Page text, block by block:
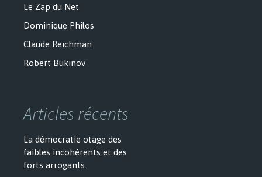
Le Zap du Net
Dominique Philos
Claude Reichman
Robert Bukinov
Articles récents
La démocratie otage des
faibles incohérents et des
forts arrogants.